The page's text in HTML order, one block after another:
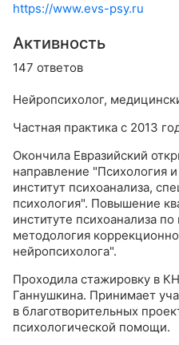
https://www.evs-psy.ru
Активность
147 ответов
Нейропсихолог,
Частная практика с 2013
Окончила Евразийский
направление "Психология
институт психоанализа,
психология". Повышение
институте психоанализа
методология
нейропсихолога".
Проходила стажировку в
Ганнушкина. Принимает
в благотворительных
психологической помощи.